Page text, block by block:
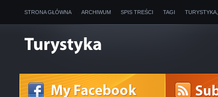
STRONA GŁÓWNA ARCHIWUM SPIS TREŚCI TAGI